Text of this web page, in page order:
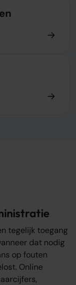
tegelijk toegang
dat nodig
op fouten
Online